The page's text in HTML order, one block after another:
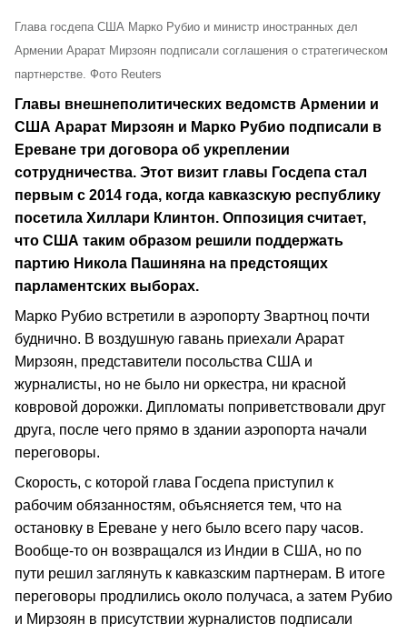
Глава госдепа США Марко Рубио и министр иностранных дел
Армении Арарат Мирзоян подписали соглашения о стратегическом
партнерстве. Фото Reuters
Главы внешнеполитических ведомств Армении и
США Арарат Мирзоян и Марко Рубио подписали в
Ереване три договора об укреплении
сотрудничества. Этот визит главы Госдепа стал
первым с 2014 года, когда кавказскую республику
посетила Хиллари Клинтон. Оппозиция считает,
что США таким образом решили поддержать
партию Никола Пашиняна на предстоящих
парламентских выборах.
Марко Рубио встретили в аэропорту Звартноц почти
буднично. В воздушную гавань приехали Арарат
Мирзоян, представители посольства США и
журналисты, но не было ни оркестра, ни красной
ковровой дорожки. Дипломаты поприветствовали друг
друга, после чего прямо в здании аэропорта начали
переговоры.
Скорость, с которой глава Госдепа приступил к
рабочим обязанностям, объясняется тем, что на
остановку в Ереване у него было всего пару часов.
Вообще-то он возвращался из Индии в США, но по
пути решил заглянуть к кавказским партнерам. В итоге
переговоры продлились около получаса, а затем Рубио
и Мирзоян в присутствии журналистов подписали